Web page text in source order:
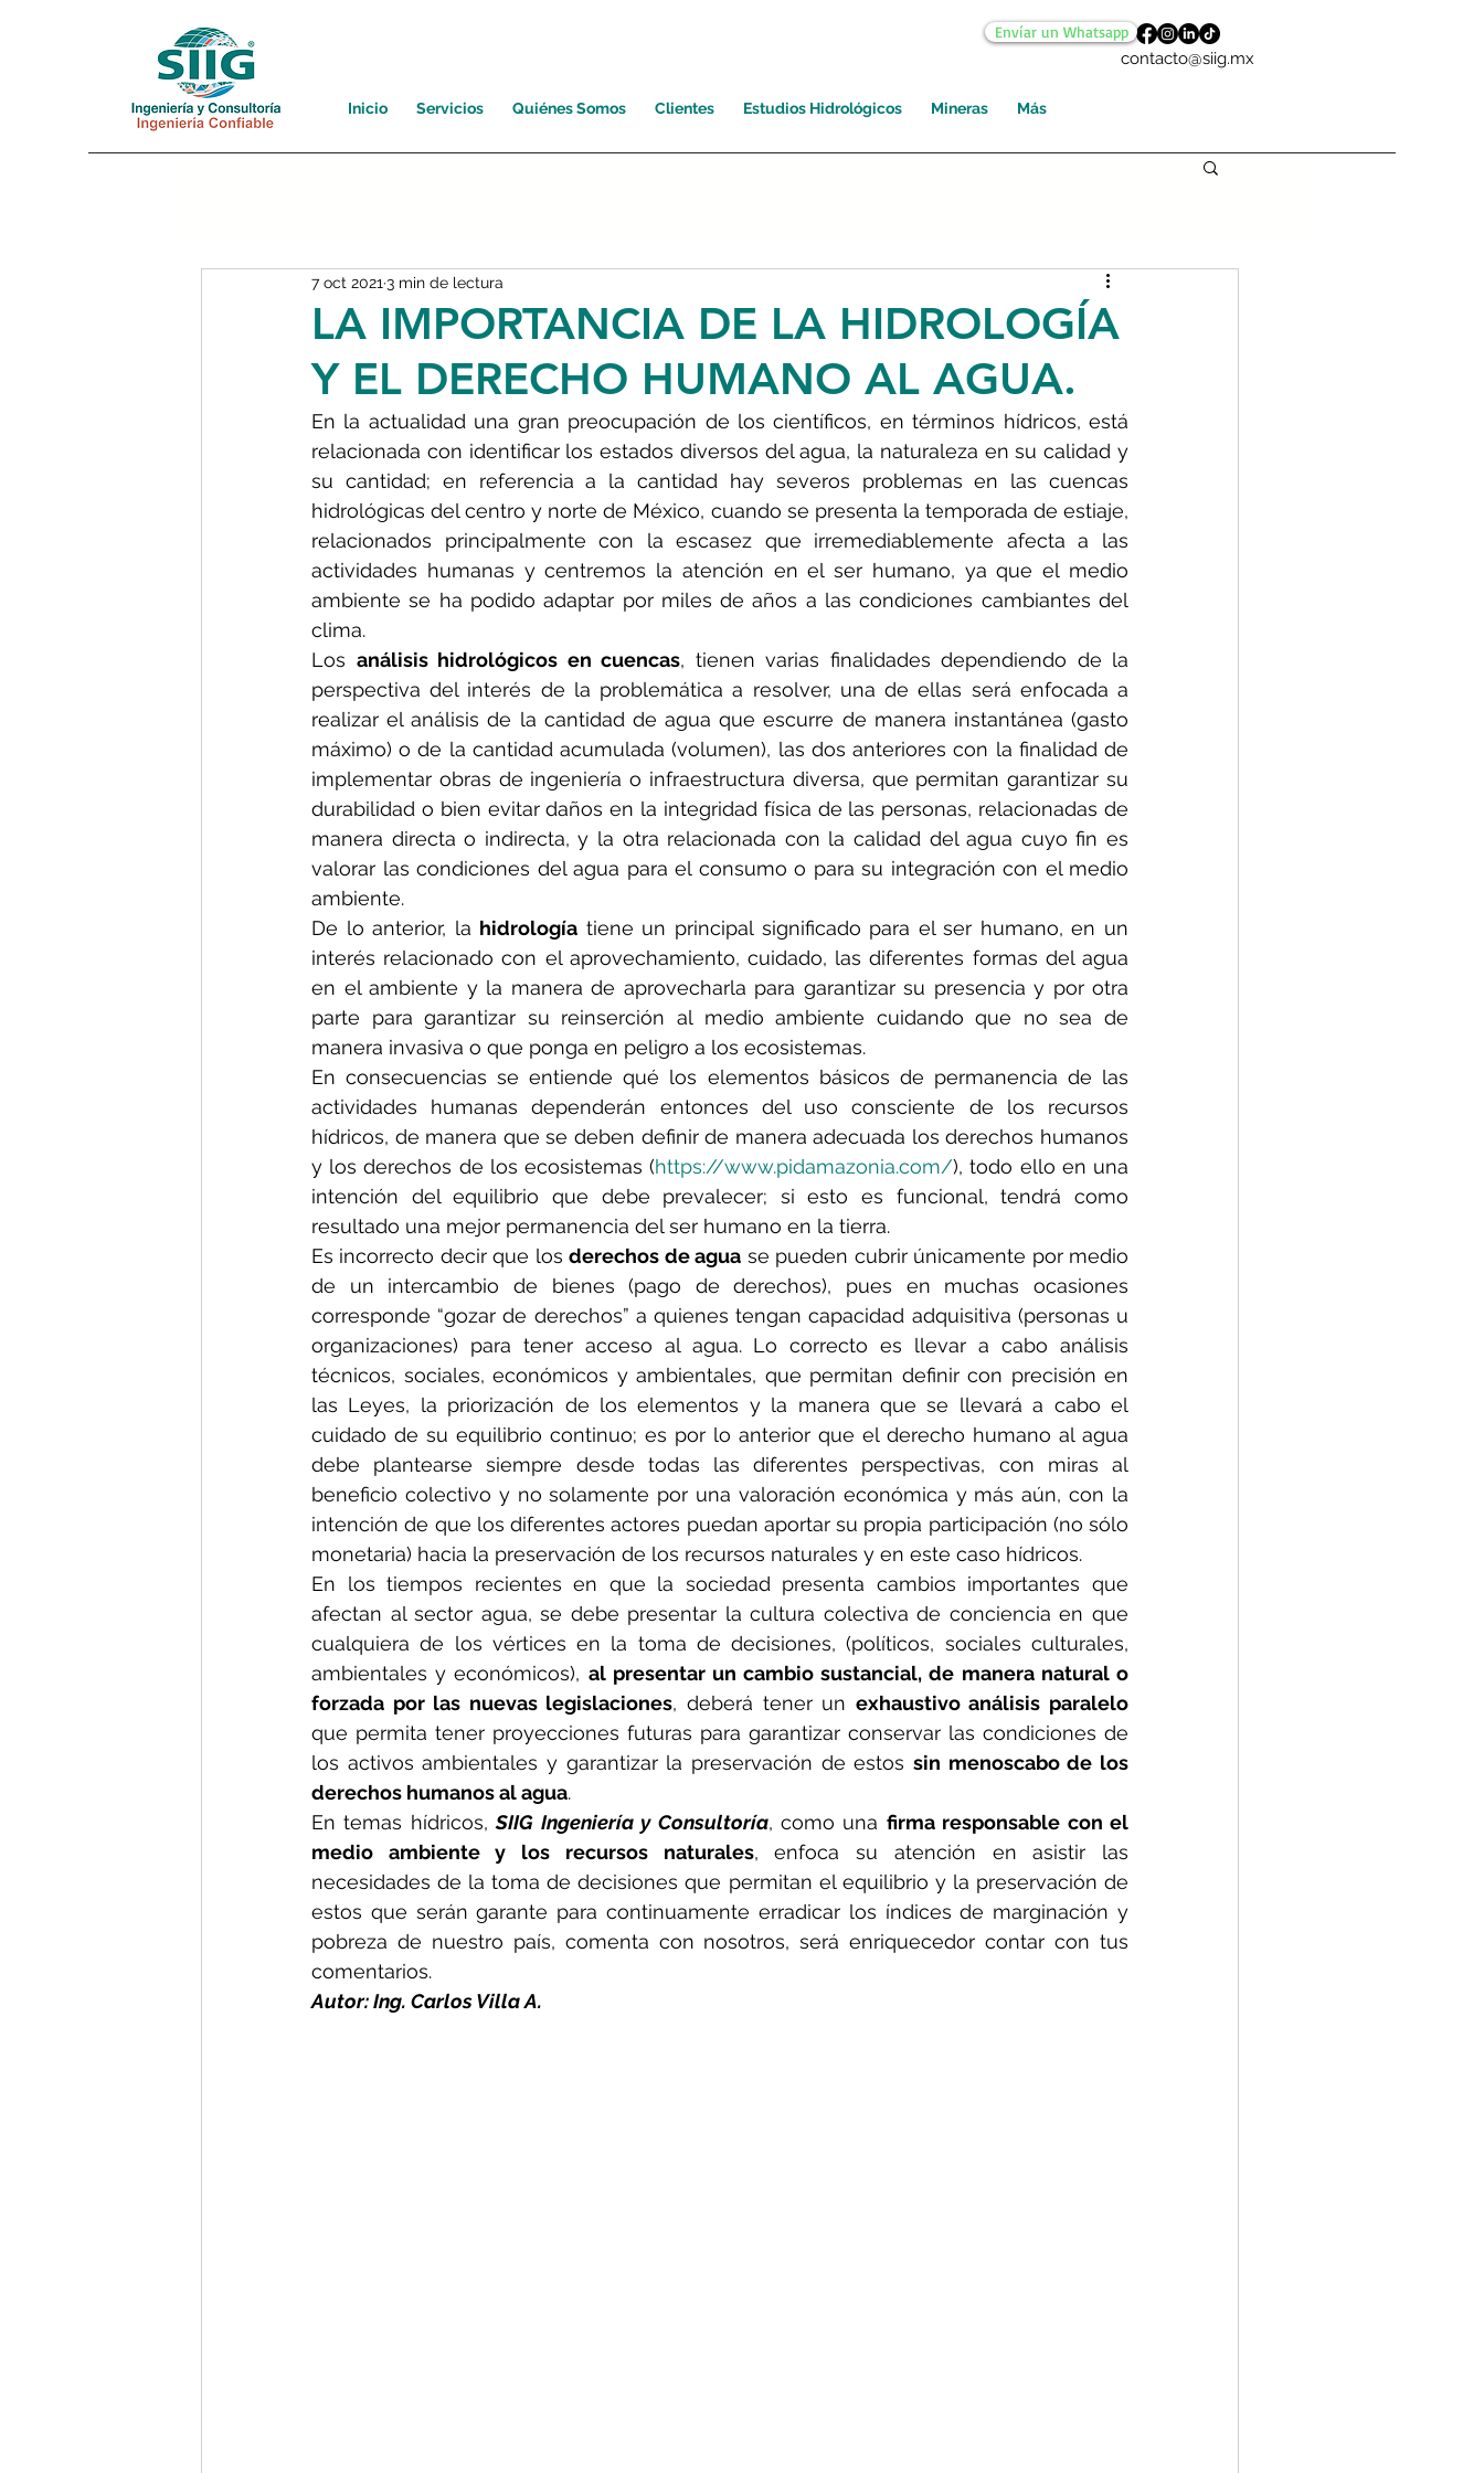
Inicio Servicios Quiénes Somos Clientes Estudios Hidrológicos Mineras Más
contacto@siig.mx
Envíar un Whatsapp
LA IMPORTANCIA DE LA HIDROLOGÍA
Y EL DERECHO HUMANO AL AGUA.
7 oct 2021 3 min de lectura
En la actualidad una gran preocupación de los científicos, en términos hídricos, está
relacionada con identificar los estados diversos del agua, la naturaleza en su calidad y
su cantidad; en referencia a la cantidad hay severos problemas en las cuencas
hidrológicas del centro y norte de México, cuando se presenta la temporada de estiaje,
relacionados principalmente con la escasez que irremediablemente afecta a las
actividades humanas y centremos la atención en el ser humano, ya que el medio
ambiente se ha podido adaptar por miles de años a las condiciones cambiantes del
clima.
Los análisis hidrológicos en cuencas, tienen varias finalidades dependiendo de la
perspectiva del interés de la problemática a resolver, una de ellas será enfocada a
realizar el análisis de la cantidad de agua que escurre de manera instantánea (gasto
máximo) o de la cantidad acumulada (volumen), las dos anteriores con la finalidad de
implementar obras de ingeniería o infraestructura diversa, que permitan garantizar su
durabilidad o bien evitar daños en la integridad física de las personas, relacionadas de
manera directa o indirecta, y la otra relacionada con la calidad del agua cuyo fin es
valorar las condiciones del agua para el consumo o para su integración con el medio
ambiente.
De lo anterior, la hidrología tiene un principal significado para el ser humano, en un
interés relacionado con el aprovechamiento, cuidado, las diferentes formas del agua
en el ambiente y la manera de aprovecharla para garantizar su presencia y por otra
parte para garantizar su reinserción al medio ambiente cuidando que no sea de
manera invasiva o que ponga en peligro a los ecosistemas.
En consecuencias se entiende qué los elementos básicos de permanencia de las
actividades humanas dependerán entonces del uso consciente de los recursos
hídricos, de manera que se deben definir de manera adecuada los derechos humanos
y los derechos de los ecosistemas (https://www.pidamazonia.com/), todo ello en una
intención del equilibrio que debe prevalecer; si esto es funcional, tendrá como
resultado una mejor permanencia del ser humano en la tierra.
Es incorrecto decir que los derechos de agua se pueden cubrir únicamente por medio
de un intercambio de bienes (pago de derechos), pues en muchas ocasiones
corresponde “gozar de derechos” a quienes tengan capacidad adquisitiva (personas u
organizaciones) para tener acceso al agua. Lo correcto es llevar a cabo análisis
técnicos, sociales, económicos y ambientales, que permitan definir con precisión en
las Leyes, la priorización de los elementos y la manera que se llevará a cabo el
cuidado de su equilibrio continuo; es por lo anterior que el derecho humano al agua
debe plantearse siempre desde todas las diferentes perspectivas, con miras al
beneficio colectivo y no solamente por una valoración económica y más aún, con la
intención de que los diferentes actores puedan aportar su propia participación (no sólo
monetaria) hacia la preservación de los recursos naturales y en este caso hídricos.
En los tiempos recientes en que la sociedad presenta cambios importantes que
afectan al sector agua, se debe presentar la cultura colectiva de conciencia en que
cualquiera de los vértices en la toma de decisiones, (políticos, sociales culturales,
ambientales y económicos), al presentar un cambio sustancial, de manera natural o
forzada por las nuevas legislaciones, deberá tener un exhaustivo análisis paralelo
que permita tener proyecciones futuras para garantizar conservar las condiciones de
los activos ambientales y garantizar la preservación de estos sin menoscabo de los
derechos humanos al agua.
En temas hídricos, SIIG Ingeniería y Consultoría, como una firma responsable con el
medio ambiente y los recursos naturales, enfoca su atención en asistir las
necesidades de la toma de decisiones que permitan el equilibrio y la preservación de
estos que serán garante para continuamente erradicar los índices de marginación y
pobreza de nuestro país, comenta con nosotros, será enriquecedor contar con tus
comentarios.
Autor: Ing. Carlos Villa A.